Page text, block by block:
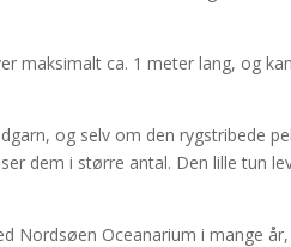
maksimalt ca. 1 meter lang, og
og selv om den rygstribede
dem i større antal. Den lille tun
Nordsøen Oceanarium i mange